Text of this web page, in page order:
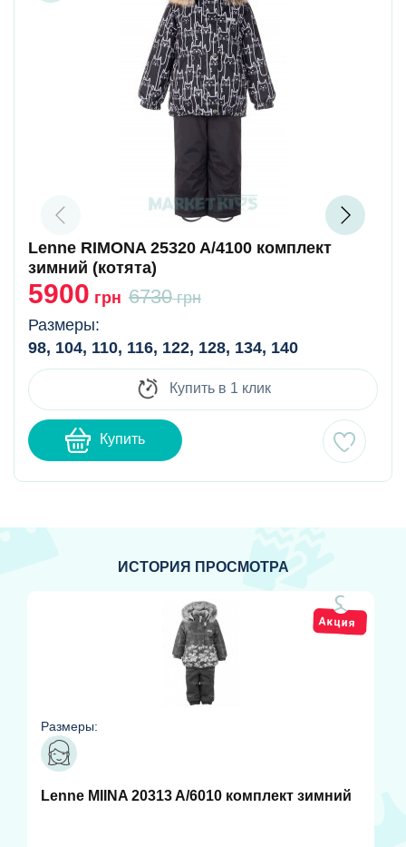
Lenne RIMONA 25320 A/4100 комплект
зимний (котята)
5900 грн 6730грн
Размеры:
98, 104, 110, 116, 122, 128, 134, 140
Купить в 1 клик
Купить
ИСТОРИЯ ПРОСМОТРА
Размеры:
Lenne MIINA 20313 A/6010 комплект зимний